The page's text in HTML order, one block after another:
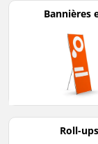
Bannières
Roll-ups